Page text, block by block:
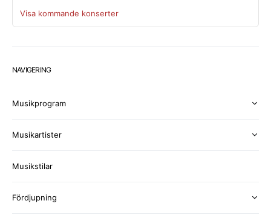
Visa kommande konserter
NAVIGERING
Musikprogram
Musikartister
Musikstilar
Fördjupning